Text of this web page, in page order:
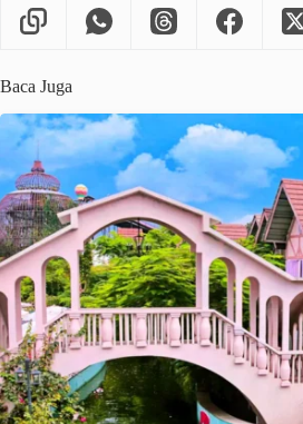
Baca Juga